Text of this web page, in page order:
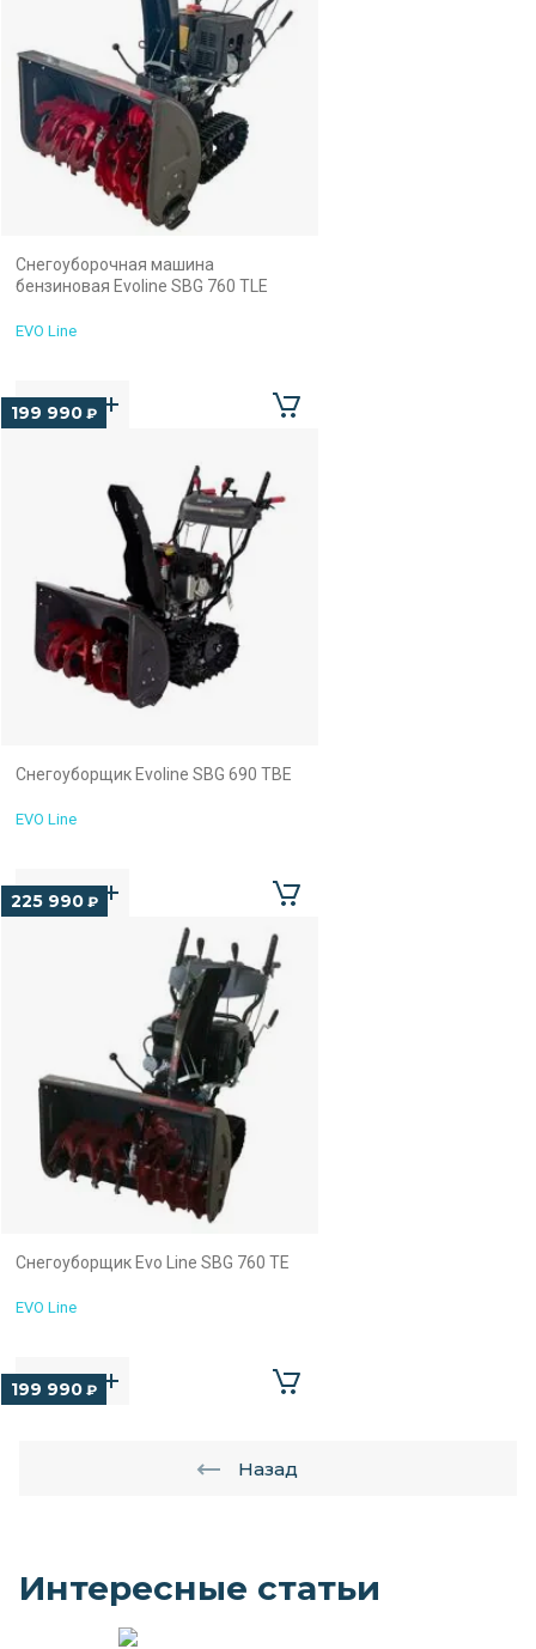
Снегоуборочная машина
бензиновая Evoline SBG 760 TLE
EVO Line
199 990 ₽
Снегоуборщик Evoline SBG 690 TBE
EVO Line
225 990 ₽
Снегоуборщик Evo Line SBG 760 TE
EVO Line
199 990 ₽
Назад
Интересные статьи